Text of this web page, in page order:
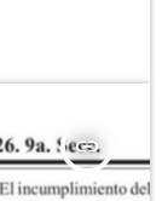
insert_link